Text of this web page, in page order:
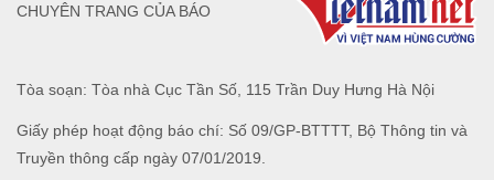
Tòa soạn: Tòa nhà Cục Tần Số, 115 Trần Duy Hưng Hà Nội
Giấy phép hoạt động báo chí: Số 09/GP-BTTTT, Bộ Thông tin và
Truyền thông cấp ngày 07/01/2019.
CHUYÊN TRANG CỦA BÁO